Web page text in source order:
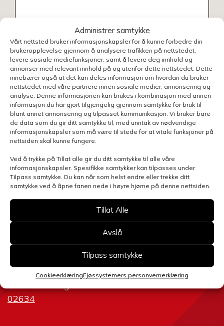
Administrer samtykke
Vårt nettsted bruker informasjonskapsler for å kunne forbedre din
brukeropplevelse gjennom å analysere trafikken på nettstedet,
levere sosiale mediefunksjoner, samt å levere deg innhold og
annonser med relevant innhold på og utenfor dette nettstedet. Dette
innebærer også at det kan deles informasjon om hvordan du bruker
nettstedet med våre partnere innen sosiale medier, annonsering og
analyse. Denne informasjonen kan brukes i kombinasjon med annen
informasjon du har gjort tilgjengelig gjennom samtykke for bruk til
blant annet annonsering og tilpasset kommunikasjon. Vi bruker bare
de data som du gir ditt samtykke til, med unntak av nødvendige
informasjonskapsler som må være til stede for at vitale funksjoner på
nettsiden skal kunne fungere.
Ved å trykke på Tillat alle gir du ditt samtykke til alle våre
informasjonskapsler. Spesifikke samtykker kan tilpasses under
Tilpass samtykke. Du kan når som helst endre eller trekke ditt
samtykke ved å åpne fanen nede i høyre hjørne på denne nettsiden.
Tillat Alle
Avslå
Tilpass samtykke
CookieerklæringFjøssystemers personvernerklæring
Henvendelsen gjelder
Velg avdeling
Send skjema
AVD. ØST
ost@fjossystemer.no
SERVICE
02634